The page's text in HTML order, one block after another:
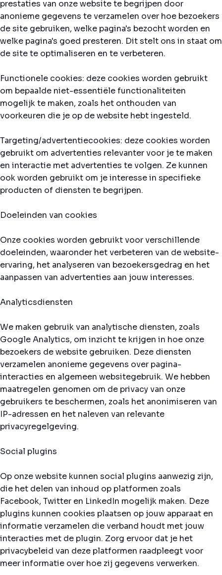
prestaties van onze website te begrijpen door
anonieme gegevens te verzamelen over hoe bezoekers
de site gebruiken, welke pagina's bezocht worden en
welke pagina's goed presteren. Dit stelt ons in staat om
de site te optimaliseren en te verbeteren.
Functionele cookies: deze cookies worden gebruikt
om bepaalde niet-essentiële functionaliteiten
mogelijk te maken, zoals het onthouden van
voorkeuren die je op de website hebt ingesteld.
Targeting/advertentiecookies: deze cookies worden
gebruikt om advertenties relevanter voor je te maken
en interactie met advertenties te volgen. Ze kunnen
ook worden gebruikt om je interesse in specifieke
producten of diensten te begrijpen.
Doeleinden van cookies
Onze cookies worden gebruikt voor verschillende
doeleinden, waaronder het verbeteren van de website-
ervaring, het analyseren van bezoekersgedrag en het
aanpassen van advertenties aan jouw interesses.
Analyticsdiensten
We maken gebruik van analytische diensten, zoals
Google Analytics, om inzicht te krijgen in hoe onze
bezoekers de website gebruiken. Deze diensten
verzamelen anonieme gegevens over pagina-
interacties en algemeen websitegebruik. We hebben
maatregelen genomen om de privacy van onze
gebruikers te beschermen, zoals het anonimiseren van
IP-adressen en het naleven van relevante
privacyregelgeving.
Social plugins
Op onze website kunnen social plugins aanwezig zijn,
die het delen van inhoud op platformen zoals
Facebook, Twitter en LinkedIn mogelijk maken. Deze
plugins kunnen cookies plaatsen op jouw apparaat en
informatie verzamelen die verband houdt met jouw
interacties met de plugin. Zorg ervoor dat je het
privacybeleid van deze platformen raadpleegt voor
meer informatie over hoe zij gegevens verwerken.